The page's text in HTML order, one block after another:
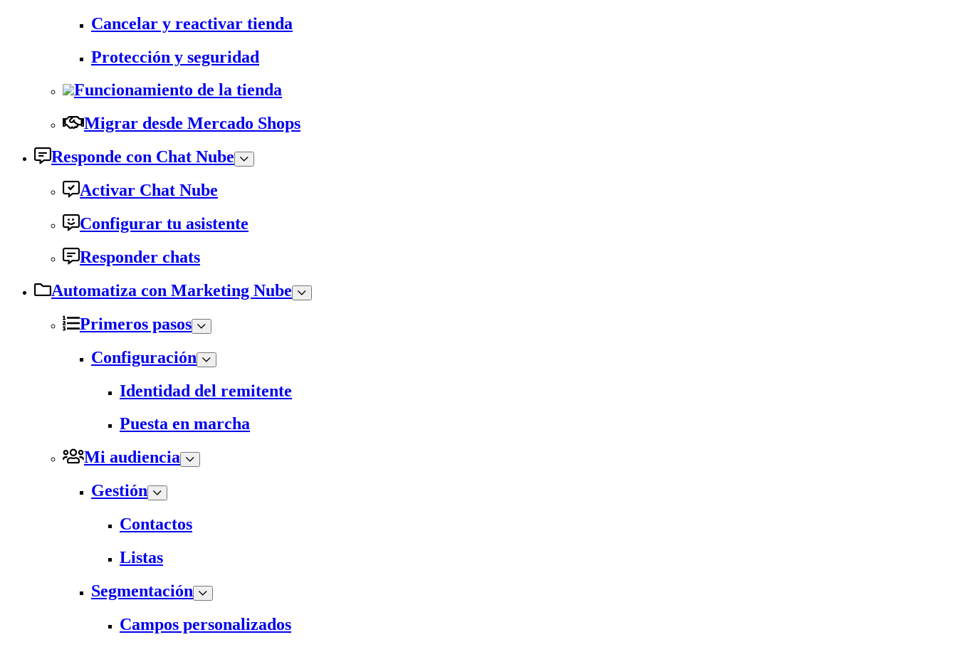
Cancelar y reactivar tienda
Protección y seguridad
Funcionamiento de la tienda
Migrar desde Mercado Shops
Responde con Chat Nube
Activar Chat Nube
Configurar tu asistente
Responder chats
Automatiza con Marketing Nube
Primeros pasos
Configuración
Identidad del remitente
Puesta en marcha
Mi audiencia
Gestión
Contactos
Listas
Segmentación
Campos personalizados